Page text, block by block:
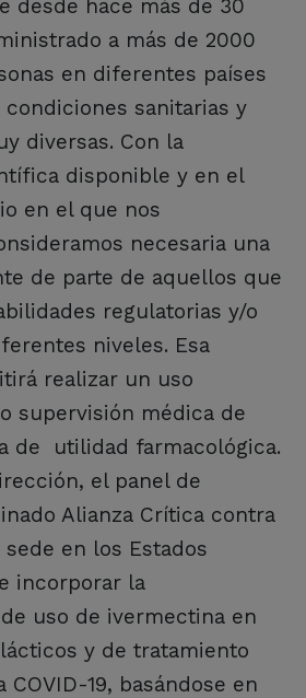
desde hace más de 30
a más de 2000
en diferentes países
sanitarias y
diversas. Con la
disponible y en el
en el que nos
necesaria una
de parte de aquellos que
regulatorias y/o
niveles. Esa
realizar un uso
supervisión médica de
de utilidad farmacológica.
el panel de
Alianza Crítica contra
sede en los Estados
incorporar la
uso de ivermectina en
y de tratamiento
19, basándose en